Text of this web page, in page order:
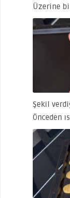
Üzerine
Şekil
Önceden